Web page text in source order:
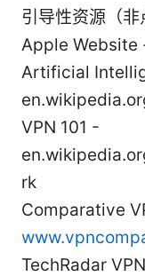
引导性资源（非
Apple Website
Artificial
VPN 101 -
rk
Comparative
TechRadar